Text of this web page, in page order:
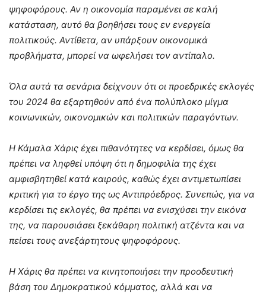
ψηφοφόρους. Αν η οικονομία παραμένει σε καλή
κατάσταση, αυτό θα βοηθήσει τους εν ενεργεία
πολιτικούς. Αντίθετα, αν υπάρξουν οικονομικά
προβλήματα, μπορεί να ωφελήσει τον αντίπαλο.
Όλα αυτά τα σενάρια δείχνουν ότι οι προεδρικές εκλογές
του 2024 θα εξαρτηθούν από ένα πολύπλοκο μίγμα
κοινωνικών, οικονομικών και πολιτικών παραγόντων.
Η Κάμαλα Χάρις έχει πιθανότητες να κερδίσει, όμως θα
πρέπει να ληφθεί υπόψη ότι η δημοφιλία της έχει
αμφισβητηθεί κατά καιρούς, καθώς έχει αντιμετωπίσει
κριτική για το έργο της ως Αντιπρόεδρος. Συνεπώς, για να
κερδίσει τις εκλογές, θα πρέπει να ενισχύσει την εικόνα
της, να παρουσιάσει ξεκάθαρη πολιτική ατζέντα και να
πείσει τους ανεξάρτητους ψηφοφόρους.
Η Χάρις θα πρέπει να κινητοποιήσει την προοδευτική
βάση του Δημοκρατικού κόμματος, αλλά και να